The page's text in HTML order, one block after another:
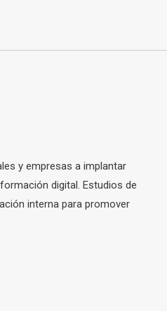
y empresas a implantar
digital. Estudios de
interna para promover